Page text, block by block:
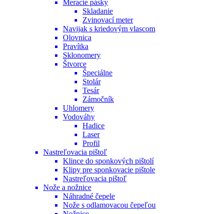
Meracie pásky
Skladanie
Zvinovací meter
Navijak s kriedovým vlascom
Olovnica
Pravítka
Sklonomery
Štvorce
Špeciálne
Stolár
Tesár
Zámočník
Uhlomery
Vodováhy
Hadice
Laser
Profil
Nastreľovacia pištoľ
Klince do sponkových pištolí
Klipy pre sponkovacie pištole
Nastreľovacia pištoľ
Nože a nožnice
Náhradné čepele
Nože s odlamovacou čepeľou